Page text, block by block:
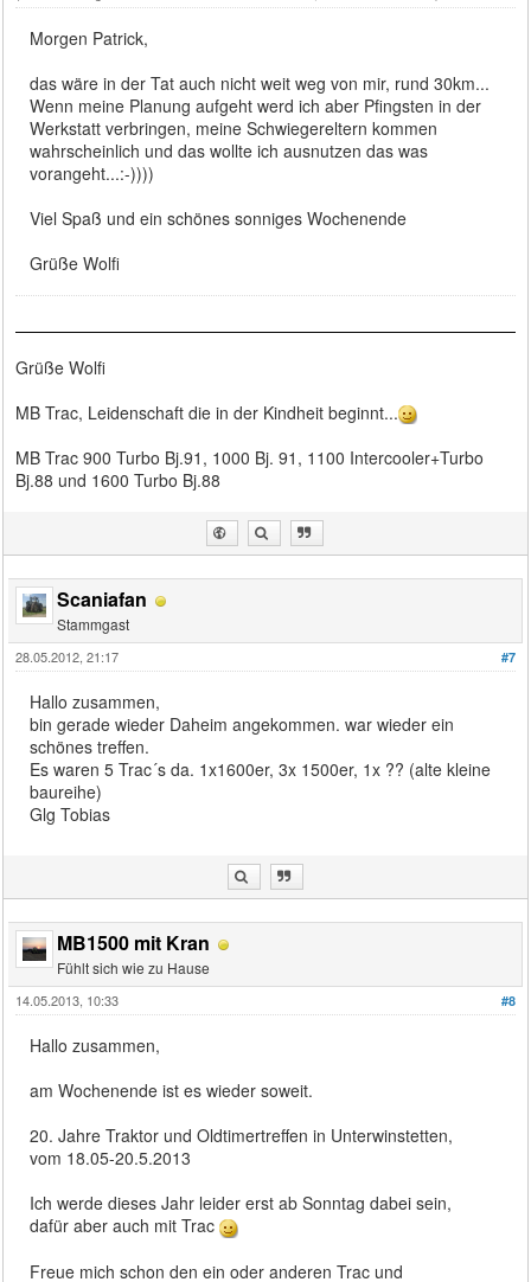
Morgen Patrick,
das wäre in der Tat auch nicht weit weg von mir, rund 30km...
Wenn meine Planung aufgeht werd ich aber Pfingsten in der
Werkstatt verbringen, meine Schwiegereltern kommen
wahrscheinlich und das wollte ich ausnutzen das was
vorangeht...:-))))
Viel Spaß und ein schönes sonniges Wochenende
Grüße Wolfi
Grüße Wolfi
MB Trac, Leidenschaft die in der Kindheit beginnt...
MB Trac 900 Turbo Bj.91, 1000 Bj. 91, 1100 Intercooler+Turbo
Bj.88 und 1600 Turbo Bj.88
Scaniafan
Stammgast
#7
28.05.2012, 21:17
Hallo zusammen,
bin gerade wieder Daheim angekommen. war wieder ein
schönes treffen.
Es waren 5 Trac´s da. 1x1600er, 3x 1500er, 1x ?? (alte kleine
baureihe)
Glg Tobias
MB1500 mit Kran
Fühlt sich wie zu Hause
#8
14.05.2013, 10:33
Hallo zusammen,
am Wochenende ist es wieder soweit.
20. Jahre Traktor und Oldtimertreffen in Unterwinstetten,
vom 18.05-20.5.2013
Ich werde dieses Jahr leider erst ab Sonntag dabei sein,
dafür aber auch mit Trac
Freue mich schon den ein oder anderen Trac und